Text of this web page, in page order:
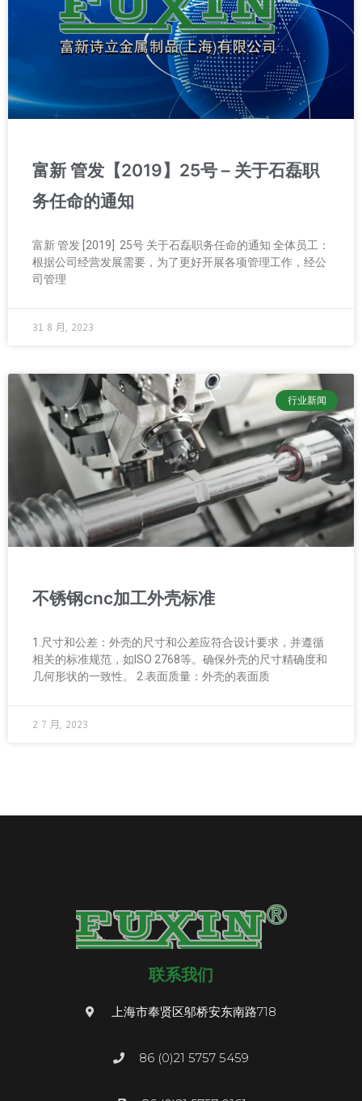
富新 管发【2019】25号 – 关于石磊职
务任命的通知
富新 管发 [2019] 25号 关于石磊职务任命的通知 全体员工：
根据公司经营发展需要，为了更好开展各项管理工作，经公
司管理
31 8 月, 2023
行业新闻
不锈钢cnc加工外壳标准
1.尺寸和公差：外壳的尺寸和公差应符合设计要求，并遵循
相关的标准规范，如ISO 2768等。确保外壳的尺寸精确度和
几何形状的一致性。 2.表面质量：外壳的表面质
2 7 月, 2023
联系我们
上海市奉贤区邬桥安东南路718
86 (0)21 5757 5459